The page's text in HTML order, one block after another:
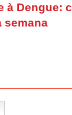
à Dengue:
semana